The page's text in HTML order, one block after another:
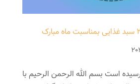
طرح جمع آوری 2000 سبد غذایی بمناسبت ماه مبارک
است بسم الله الرحمن الرحیم با